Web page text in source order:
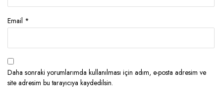
Email *
Daha sonraki yorumlarımda kullanılması için adım, e-posta adresim ve
site adresim bu tarayıcıya kaydedilsin.